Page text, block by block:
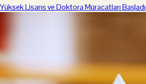
Yüksek Lisans ve Doktora Müracatları Başladı